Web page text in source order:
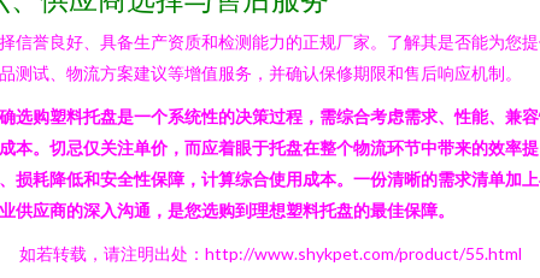
信誉良好、具备生产资质和检测能力的正规厂家。了解其是否能为您
测试、物流方案建议等增值服务，并确认保修期限和售后响应机制。
选购塑料托盘是一个系统性的决策过程，需综合考虑需求、性能、兼
本。切忌仅关注单价，而应着眼于托盘在整个物流环节中带来的效率提
损耗降低和安全性保障，计算综合使用成本。一份清晰的需求清单加
供应商的深入沟通，是您选购到理想塑料托盘的最佳保障。
如若转载，请注明出处：http://www.shykpet.com/product/55.html